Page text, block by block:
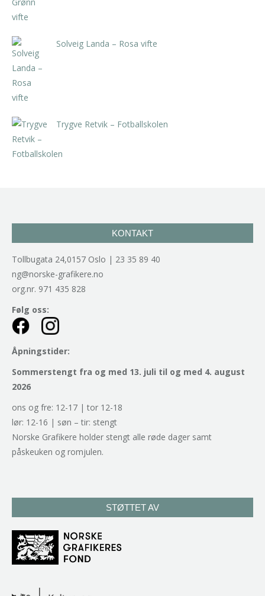
Solveig Landa – Rosa vifte
Trygve Retvik – Fotballskolen
KONTAKT
Tollbugata 24,0157 Oslo | 23 35 89 40
ng@norske-grafikere.no
org.nr. 971 435 828
Følg oss:
Åpningstider:
Sommerstengt fra og med 13. juli til og med 4. august
2026
ons og fre: 12-17 | tor 12-18
lør: 12-16 | søn – tir: stengt
Norske Grafikere holder stengt alle røde dager samt
påskeuken og romjulen.
STØTTET AV